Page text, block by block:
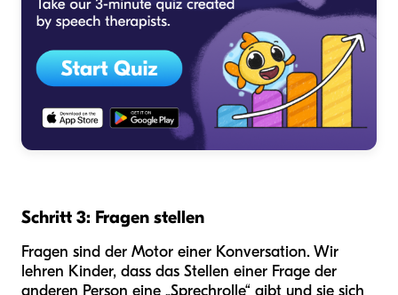
Schritt 3: Fragen stellen
Fragen sind der Motor einer Konversation. Wir
lehren Kinder, dass das Stellen einer Frage der
anderen Person eine „Sprechrolle“ gibt und sie sich